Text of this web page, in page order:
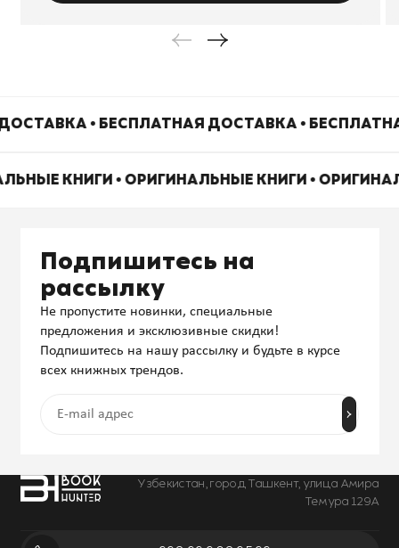
• БЕСПЛАТНАЯ ДОСТАВКА •
КНИГИ • ОРИГИНАЛЬНЫЕ КНИГИ •
Узбекистан, город Ташкент, улица Амира
Темура 129А
Подпишитесь на
рассылку
Не пропустите новинки, специальные
предложения и эксклюзивные скидки!
Подпишитесь на нашу рассылку и будьте в курсе
всех книжных трендов.